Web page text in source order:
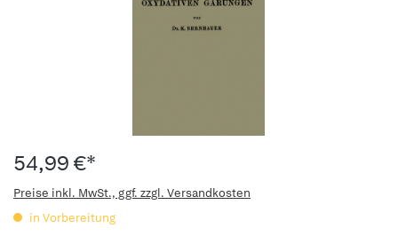
54,99 €*
Preise inkl. MwSt., ggf. zzgl. Versandkosten
in Vorbereitung